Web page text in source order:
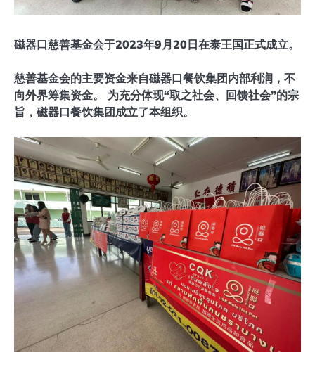
磁器口慈善基金会于2023年9月20日在泰王国正式成立。
慈善基金会的主要资金来自磁器口餐饮集团内部利润，不
向外界筹集资金。 为充分体现“取之社会、回馈社会”的宗
旨，磁器口餐饮集团成立了本组织。